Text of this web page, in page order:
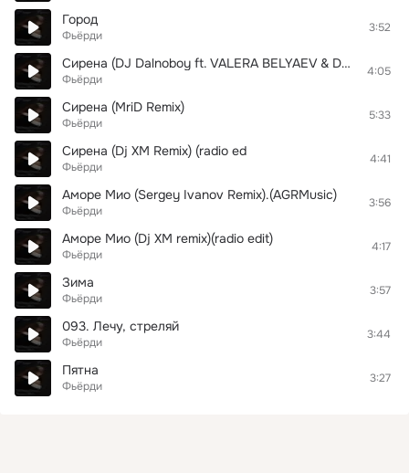
Город
Фьёрди
3:52
Сирена (DJ Dalnoboy ft. VALERA BELYAEV & DJ X PROJECT Remix 2015)
Фьёрди
4:05
Сирена (MriD Remix)
Фьёрди
5:33
Сирена (Dj XM Remix) (radio ed
Фьёрди
4:41
Аморе Мио (Sergey Ivanov Remix).(AGRMusic)
Фьёрди
3:56
Аморе Мио (Dj XM remix)(radio edit)
Фьёрди
4:17
Зима
Фьёрди
3:57
093. Лечу, стреляй
Фьёрди
3:44
Пятна
Фьёрди
3:27